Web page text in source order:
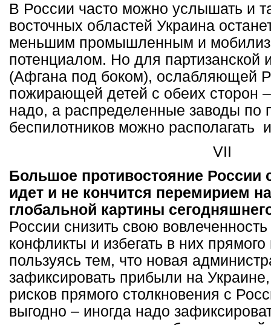
В России часто можно услышать и
восточных областей Украина
меньшим промышленным и
потенциалом. Но для партизанской
(Афгана под боком), ослабляющей
пожирающей детей с обеих сторон
надо, а распределенные заводы по
беспилотников можно располагать
VII
Большое противостояние России
идет и не кончится перемирием
глобальной картины
России снизить свою
конфликты и избегать в них
пользуясь тем, что новая
зафиксировать прибыли на
рисков прямого столкновения с
выгодно – иногда надо